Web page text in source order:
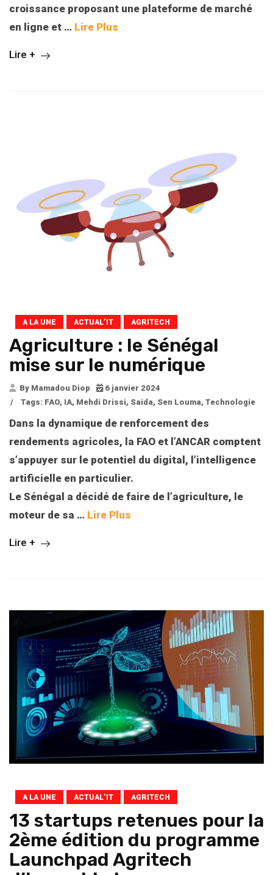
croissance proposant une plateforme de marché
en ligne et … Lire Plus
Lire +
A LA UNE ACTUAL’IT AGRITECH
Agriculture : le Sénégal
mise sur le numérique
By Mamadou Diop
6 janvier 2024
/
Tags: FAO, IA, Mehdi Drissi, Saida, Sen Louma, Technologie
Dans la dynamique de renforcement des
rendements agricoles, la FAO et l’ANCAR comptent
s’appuyer sur le potentiel du digital, l’intelligence
artificielle en particulier.
Le Sénégal a décidé de faire de l’agriculture, le
moteur de sa … Lire Plus
Lire +
A LA UNE ACTUAL’IT AGRITECH
13 startups retenues pour la
2ème édition du programme
Launchpad Agritech